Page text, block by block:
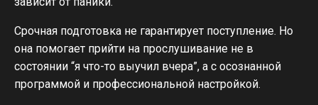
Срочная подготовка не гарантирует поступление. Но
она помогает прийти на прослушивание не в
состоянии “я что-то выучил вчера”, а с осознанной
программой и профессиональной настройкой.